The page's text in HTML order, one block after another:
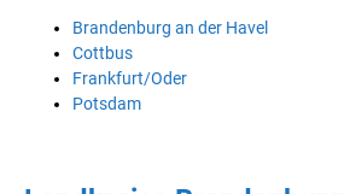
Brandenburg an der Havel
Cottbus
Frankfurt/Oder
Potsdam